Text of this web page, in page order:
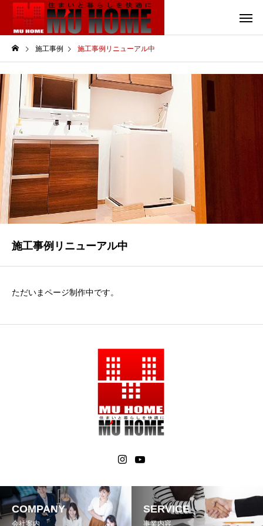
施工事例 施工事例リニューアル中
施工事例リニューアル中
ただいまページ制作中です。
COMPANY
会社案内
SERVICE
事業内容